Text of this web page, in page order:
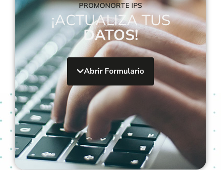
personales del titular solo para aquellas
finalidades para las cuales se encuentre
autorizada y respetando toda normativa
sobre protección de datos personales.
PROMONORTE IPS
¡ACTUALIZA TUS
DATOS!
Abrir Formulario